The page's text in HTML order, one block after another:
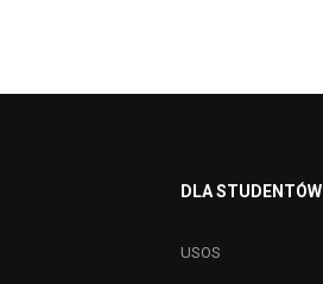
DLA STUDENTÓW
USOS